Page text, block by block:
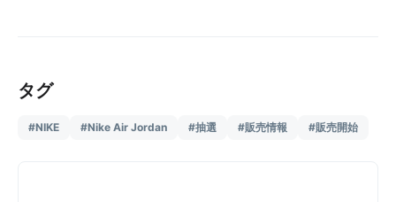
タグ
#NIKE #Nike Air Jordan #抽選 #販売情報 #販売開始